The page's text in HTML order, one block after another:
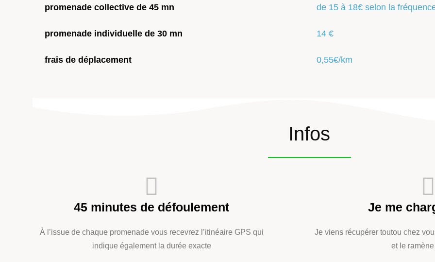
promenade collective de 45 mn de 15 à 18€ selon la
promenade individuelle de 30 mn 14 €
frais de déplacement 0,55€/km
Infos
45 minutes de défoulement
À l’issue de chaque promenade vous recevrez l’itinéaire GPS qui
indique également la durée exacte
Je me
Je viens récupérer toutou chez
et le